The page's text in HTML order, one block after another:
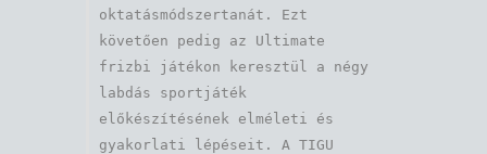
oktatásmódszertanát. Ezt
követően pedig az Ultimate
frizbi játékon keresztül a négy
labdás sportjáték
előkészítésének elméleti és
gyakorlati lépéseit. A TIGU